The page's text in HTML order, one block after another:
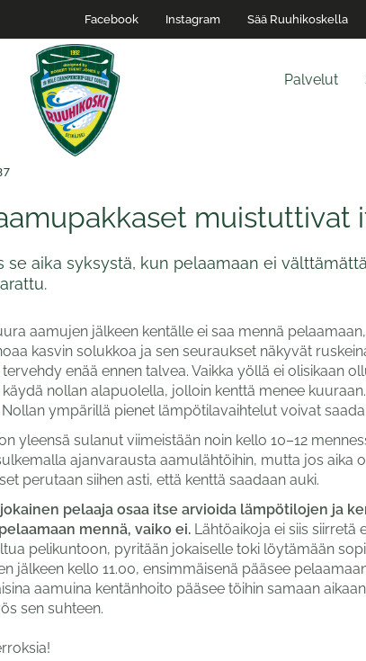
Facebook Instagram Sää Ruuhikoskella
Palvelut
muistuttivat
se aika syksystä, kun pelaamaan ei
aamujen jälkeen kentälle ei saa mennä
kasvin solukkoa ja sen seuraukset näkyvät
enää ennen talvea. Vaikka yöllä ei olisikaan
nollan alapuolella, jolloin kenttä menee
ympärillä pienet lämpötilavaihtelut voivat
yleensä sulanut viimeistään noin kello 10–12
ajanvarausta aamulähtöihin, mutta jos aika
perutaan siihen asti, että kenttä saadaan auki.
pelaaja osaa itse arvioida lämpötilojen ja
mennä, vaiko ei. Lähtöaikoja ei siis siirretä
pelikuntoon, pyritään jokaiselle toki löytämään
jälkeen kello 11.00, ensimmäisenä pääsee
aamuina kentänhoito pääsee töihin samaan
sen suhteen.